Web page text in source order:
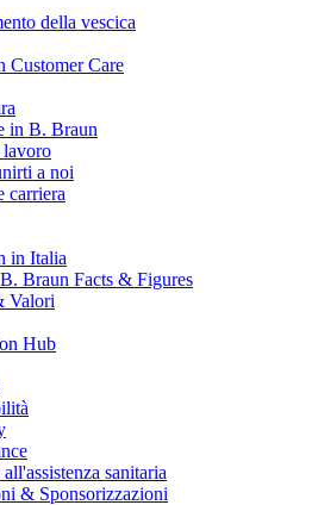
nel mondo di B. Braun in Italia: 4
700 dipendenti e un Centro di
della vescica
Customer Care
in B. Braun
a noi
carriera
in Italia
Braun Facts & Figures
Valori
Hub
sanitaria
& Sponsorizzazioni